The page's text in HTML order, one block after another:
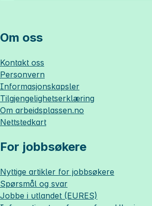
Om oss
Kontakt oss
Personvern
Informasjonskapsler
Tilgjengelighetserklæring
Om arbeidsplassen.no
Nettstedkart
For jobbsøkere
Nyttige artikler for jobbsøkere
Spørsmål og svar
Jobbe i utlandet (EURES)